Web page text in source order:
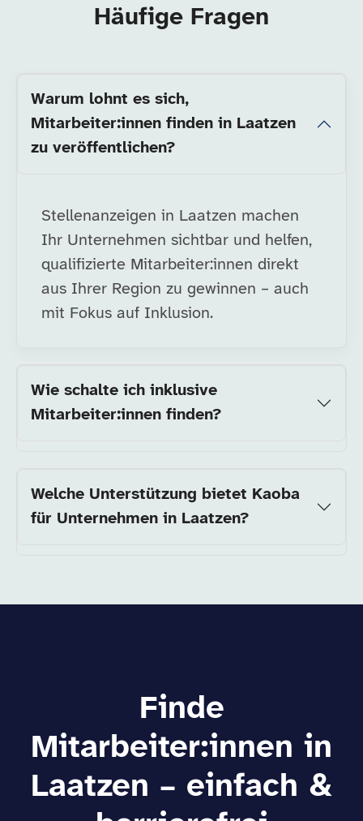
Häufige Fragen
Warum lohnt es sich,
Mitarbeiter:innen finden in Laatzen
zu veröffentlichen?
Stellenanzeigen in Laatzen machen
Ihr Unternehmen sichtbar und helfen,
qualifizierte Mitarbeiter:innen direkt
aus Ihrer Region zu gewinnen – auch
mit Fokus auf Inklusion.
Wie schalte ich inklusive
Mitarbeiter:innen finden?
Welche Unterstützung bietet Kaoba
für Unternehmen in Laatzen?
Finde
Mitarbeiter:innen in
Laatzen – einfach &